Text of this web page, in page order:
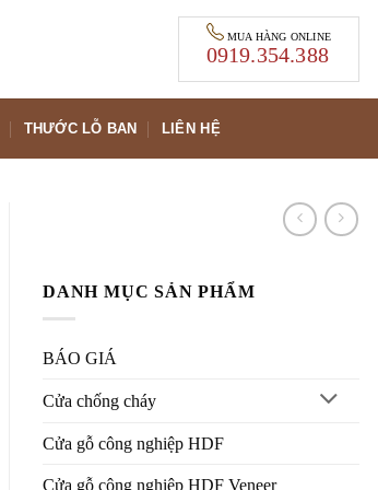
MUA HÀNG ONLINE
0919.354.388
THƯỚC LỖ BAN LIÊN HỆ
DANH MỤC SẢN PHẨM
BÁO GIÁ
Cửa chống cháy
Cửa gỗ công nghiệp HDF
Cửa gỗ công nghiệp HDF Veneer